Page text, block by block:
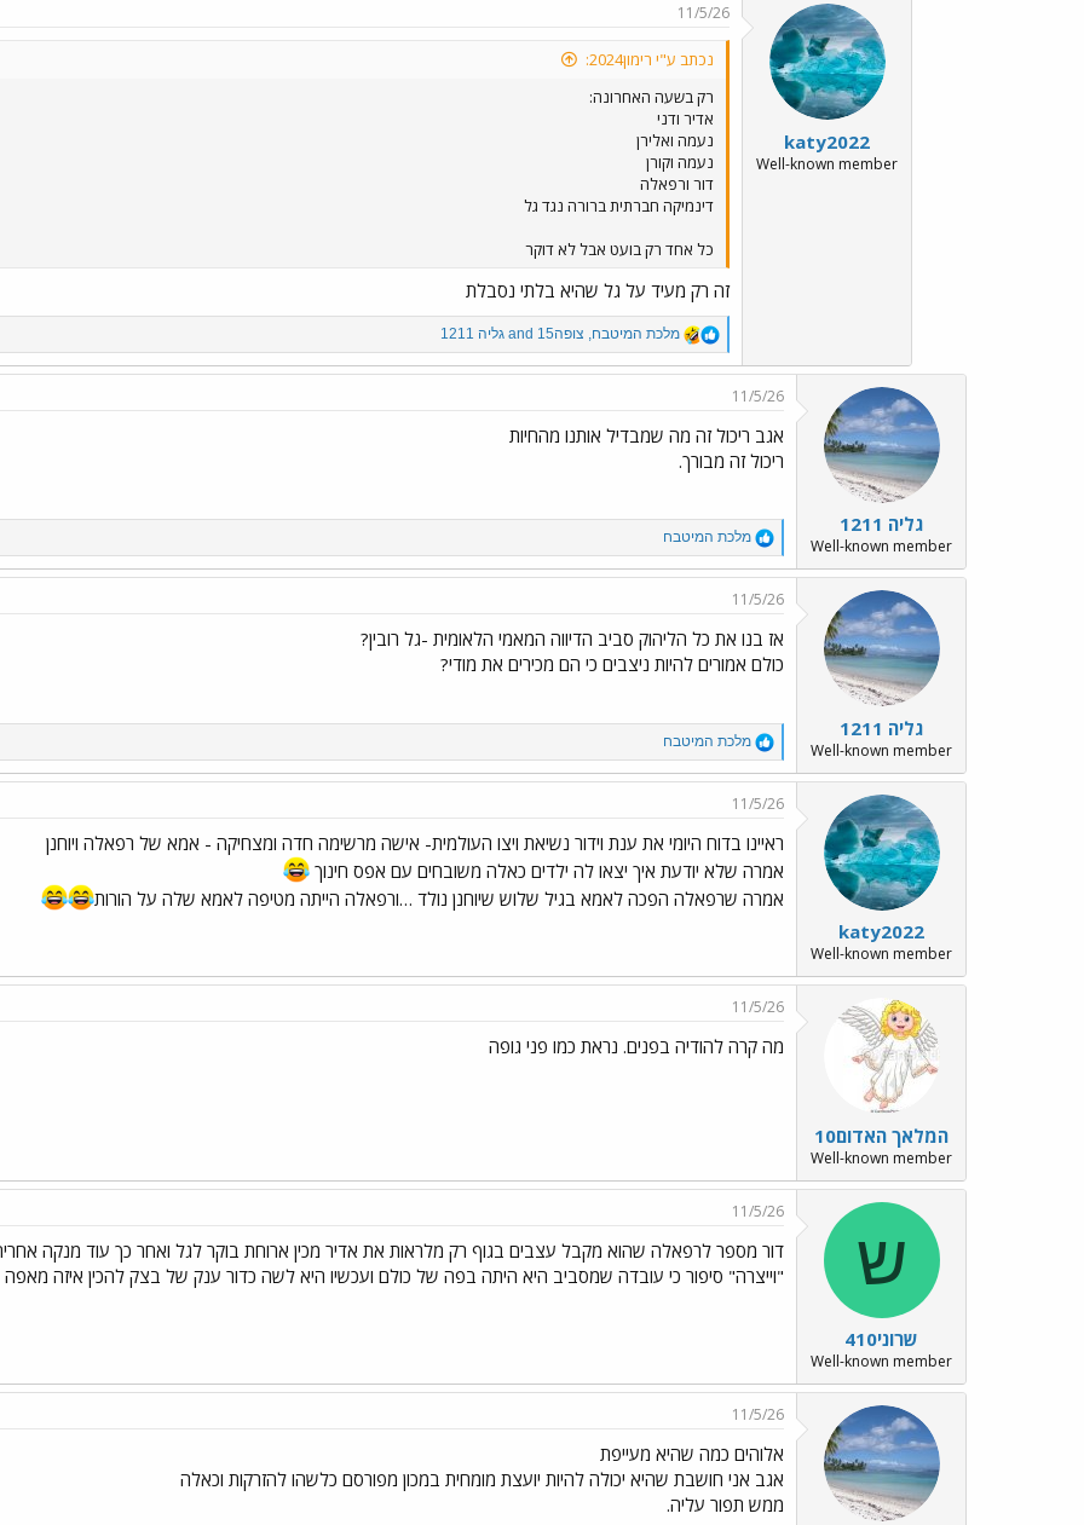
o
s
:
katy2022
Well-known member
11/5/26
נכתב ע"י רימון2024:
רק בשעה האחרונה:
אדיר ודני
נעמה ואלירן
נעמה וקורן
דור ורפאלה
דינמיקה חברתית ברורה נגד גל
כל אחד רק בועט אבל לא דוקר
זה רק מעיד על גל שהיא בלתי נסבלת
R
e
a
i
o
n
מלכת המיטבח צופה15 גליה 1211
גליה 1211
Well-known member
11/5/26
אגב ריכול זה מה שמבדיל אותנו מהחיות
ריכול זה מבורך.
R
e
a
c
i
n
מלכת המיטבח
גליה 1211
Well-known member
11/5/26
אז בנו את כל הליהוק סביב הדיווה המאמי הלאומית -גל רובין?
כולם אמורים להיות ניצבים כי הם מכירים את מודי?
R
e
a
c
i
o
n
s
מלכת המיטבח
katy2022
Well-known member
11/5/26
ראיינו בדוח היומי את ענת וידור נשיאת ויצו העולמית- אישה מרשימה חדה ומצחיקה - אמא של רפאלה ויוחנן
אמרה שלא יודעת איך יצאו לה ילדים כאלה משובחים עם אפס חינוך
אמרה שרפאלה הפכה לאמא בגיל שלוש שיוחנן נולד …ורפאלה הייתה מטיפה לאמא שלה על הורות
המלאך האדום10
Well-known member
11/5/26
מה קרה להודיה בפנים. נראת כמו פני גופה
ש
שרוני410
Well-known member
11/5/26
דור מספר לרפאלה שהוא מקבל עצבים בגוף רק מלראות את אדיר מכין ארוחת בוקר לגל ואחר כך עוד מנקה
"וייצרה" סיפור כי עובדה שמסביב היא היתה בפה של כולם ועכשיו היא לשה כדור ענק של בצק להכין איזה מאפה
11/5/26
אלוהים כמה שהיא מעייפת
אגב אני חושבת שהיא יכולה להיות יועצת מומחית במכון מפורסם כלשהו להזרקות וכאלה
ממש תפור עליה.